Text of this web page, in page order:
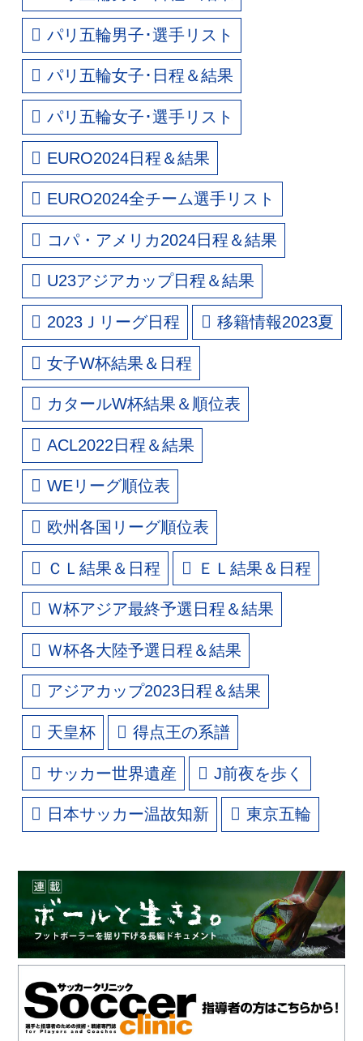
パリ五輪男子･選手リスト
パリ五輪女子･日程＆結果
パリ五輪女子･選手リスト
EURO2024日程＆結果
EURO2024全チーム選手リスト
コパ・アメリカ2024日程＆結果
U23アジアカップ日程＆結果
2023Ｊリーグ日程 移籍情報2023夏
女子W杯結果＆日程
カタールW杯結果＆順位表
ACL2022日程＆結果
WEリーグ順位表
欧州各国リーグ順位表
ＣＬ結果＆日程 ＥＬ結果＆日程
Ｗ杯アジア最終予選日程＆結果
Ｗ杯各大陸予選日程＆結果
アジアカップ2023日程＆結果
天皇杯 得点王の系譜
サッカー世界遺産 J前夜を歩く
日本サッカー温故知新 東京五輪